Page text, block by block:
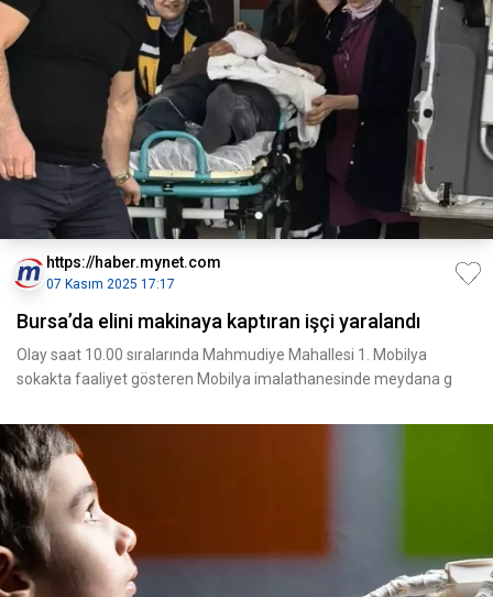
https://haber.mynet.com
07 Kasım 2025 17:17
Bursa’da elini makinaya kaptıran işçi yaralandı
Olay saat 10.00 sıralarında Mahmudiye Mahallesi 1. Mobilya
sokakta faaliyet gösteren Mobilya imalathanesinde meydana g